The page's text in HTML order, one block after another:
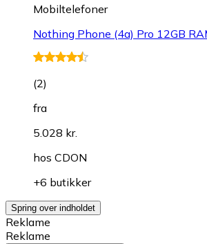
Mobiltelefoner
Nothing Phone (4a) Pro 12GB
(2)
fra
5.028 kr.
hos CDON
+6 butikker
Spring over indholdet
Reklame
Reklame